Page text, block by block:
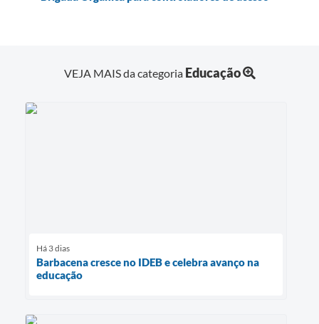
VEJA MAIS da categoria Educação
Há 3 dias
Barbacena cresce no IDEB e celebra avanço na
educação